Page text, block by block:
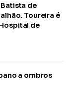
de
Toureira é
de
a ombros